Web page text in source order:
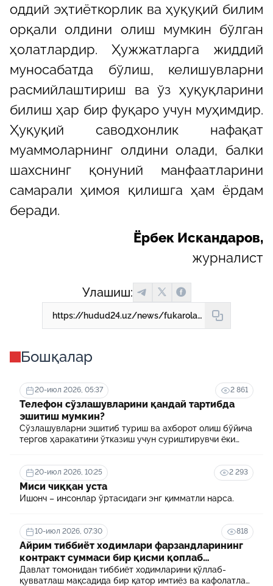
оддий эҳтиёткорлик ва ҳуқуқий билим
орқали олдини олиш мумкин бўлган
ҳолатлардир. Ҳужжатларга жиддий
муносабатда бўлиш, келишувларни
расмийлаштириш ва ўз ҳуқуқларини
билиш ҳар бир фуқаро учун муҳимдир.
Ҳуқуқий саводхонлик нафақат
муаммоларнинг олдини олади, балки
шахснинг қонуний манфаатларини
самарали ҳимоя қилишга ҳам ёрдам
беради.
Ёрбек Искандаров,
журналист
Улашиш:
https://hudud24.uz/news/fukarolar-eng-kup-kiladigan-7-ta-khukukii-khato
Бошқалар
20-июл 2026, 05:37 2 861
Телефон сўзлашувларини қандай тартибда
эшитиш мумкин?
Сўзлашувларни эшитиб туриш ва ахборот олиш бўйича
тергов ҳаракатини ўтказиш учун суриштирувчи ёки
20-июл 2026, 10:25 2 293
Миси чиққан уста
Ишонч – инсонлар ўртасидаги энг қимматли нарса.
10-июл 2026, 07:30 818
Айрим тиббиёт ходимлари фарзандларининг
контракт суммаси бир қисми қоплаб
берилади
Давлат томонидан тиббиёт ходимларини қўллаб-
қувватлаш мақсадида бир қатор имтиёз ва кафолатлар